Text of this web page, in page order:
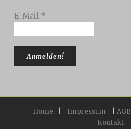
E-Mail *
Home Impressum AGB
Kontakt